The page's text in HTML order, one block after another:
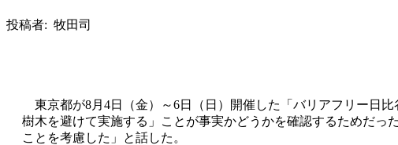
投稿者: 牧田司
東京都が8月4日（金）～6日（日）開催した「バリアフリー日
樹木を避けて実施する」ことが事実かどうかを確認するためだ
ことを考慮した」と話した。